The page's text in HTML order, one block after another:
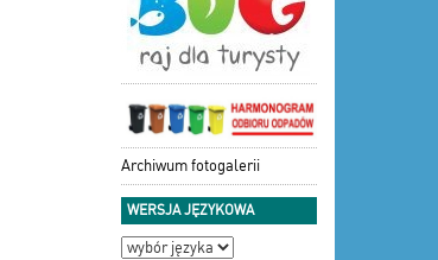
Archiwum fotogalerii
WERSJA JĘZYKOWA